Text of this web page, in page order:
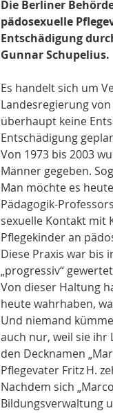
Die Berliner
pädosexuelle
Entschädigung
Gunnar Schupelius.
Es handelt sich um
Landesregierung
überhaupt keine
Entschädigung
Von 1973 bis 2003
Männer gegeben.
Man möchte es
Pädagogik-
sexuelle Kontakt mit
Pflegekinder an
Diese Praxis war bis
„progressiv“
Von dieser Haltung
heute wahrhaben,
Und niemand
auch nur, weil sie ihr
den Decknamen
Pflegevater Fritz H.
Nachdem sich
Bildungsverwaltung